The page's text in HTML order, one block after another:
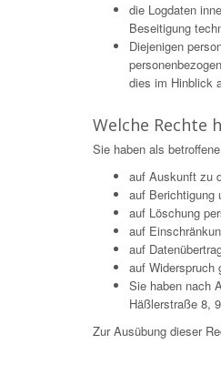
die Logdaten
Beseitigung
Diejenigen
dies im Hinblick
Welche Rechte
Sie haben als
auf Auskunft zu
auf Berichtigung
auf Löschung
auf
auf
auf Widerspruch
Sie haben nach
Häßlerstraße 8,
Zur Ausübung dieser